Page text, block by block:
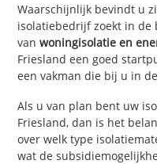
Waarschijnlijk bevindt u
isolatiebedrijf zoekt in de
vanwoningisolatie en
Friesland een goed
een vakman die bij u in
Als u van plan bent uw
Friesland, dan is het
over welk type
wat de